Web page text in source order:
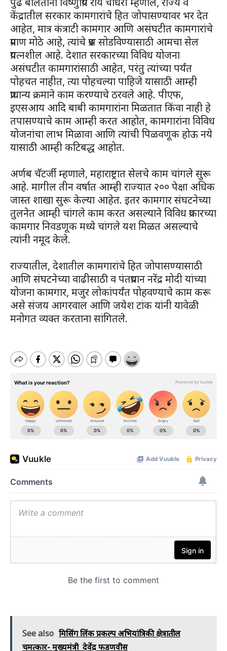
केंद्रातील सरकार कामगारांचे हित जोपासण्यावर भर देत
आहेत, मात्र कंत्राटी कामगार आणि असंघटीत कामगारांचे
प्रमाण मोठे आहे, त्यांचे प्रश्न सोडविण्यासाठी आमचा सेल
प्रयत्नशील आहे. देशात सरकारच्या विविध योजना
असंघटीत कामगारांसाठी आहेत, परंतु त्यांच्या पर्यंत
पोहचत नाहीत, त्या पोहचल्या पाहिजे यासाठी आम्ही
प्राधान्य क्रमाने काम करण्याचे ठरवले आहे. पीएफ,
इएसआय आदि बाबी कामगारांना मिळतात किंवा नाही हे
तपासण्याचे काम आम्ही करत आहोत, कामगारांना विविध
योजनांचा लाभ मिळावा आणि त्यांची पिळवणूक होऊ नये
यासाठी आम्ही कटिबद्ध आहोत.
अर्णब चॅटर्जी म्हणाले, महाराष्ट्रात सेलचे काम चांगले सुरू
आहे. मागील तीन वर्षात आम्ही राज्यात २०० पेक्षा अधिक
जास्त शाखा सुरू केल्या आहेत. इतर कामगार संघटनेच्या
तुलनेत आम्ही चांगले काम करत असल्याने विविध प्रकारच्या
कामगार निवडणूक मध्ये चांगले यश मिळत असल्याचे
त्यांनी नमूद केले.
राज्यातील, देशातील कामगारांचे हित जोपासण्यासाठी
आणि संघटनेच्या वाढीसाठी व पंतप्रधान नरेंद्र मोदी यांच्या
योजना कामगार, मजुर लोकांपर्यंत पोहवण्याचे काम करू
असे संजय आगरवाल आणि जयेश टांक यांनी यावेळी
मनोगत व्यक्त करताना सांगितले.
See also मिसिंग लिंक प्रकल्प अभियांत्रिकी क्षेत्रातील
चमत्कार- मुख्यमंत्री देवेंद्र फडणवीस